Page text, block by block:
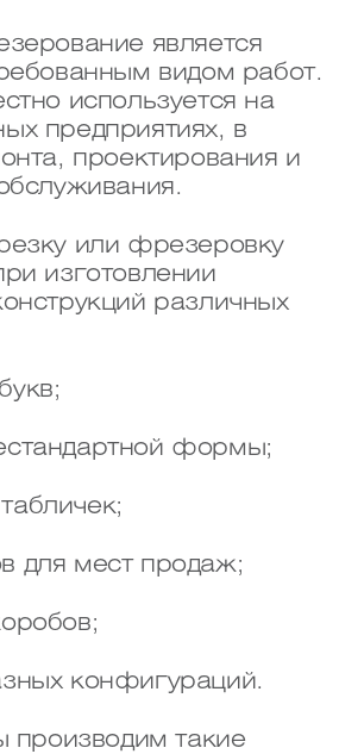
является
видом работ.
используется на
предприятиях, в
проектирования и
или фрезеровку
изготовлении
различных
формы;
для мест продаж;
конфигураций.
производим такие